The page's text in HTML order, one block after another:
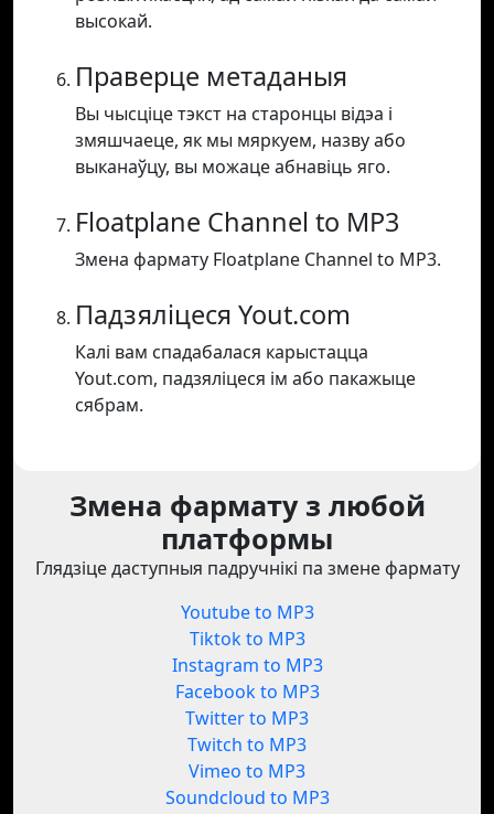
высокай.
Праверце метаданыя
Вы чысціце тэкст на старонцы відэа і
змяшчаеце, як мы мяркуем, назву або
выканаўцу, вы можаце абнавіць яго.
Floatplane Channel to MP3
Змена фармату Floatplane Channel to MP3.
Падзяліцеся Yout.com
Калі вам спадабалася карыстацца
Yout.com, падзяліцеся ім або пакажыце
сябрам.
Змена фармату з любой
платформы
Глядзіце даступныя падручнікі па змене фармату
Youtube to MP3
Tiktok to MP3
Instagram to MP3
Facebook to MP3
Twitter to MP3
Twitch to MP3
Vimeo to MP3
Soundcloud to MP3